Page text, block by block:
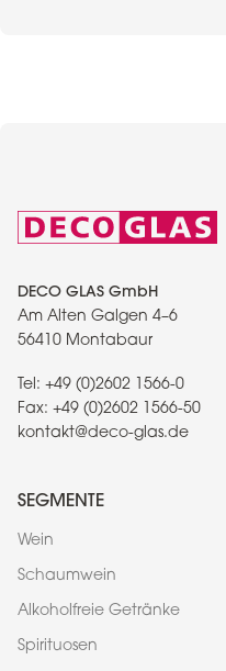
DECO GLAS GmbH
Am Alten Galgen 4–6
56410 Montabaur
Tel: +49 (0)2602 1566-0
Fax: +49 (0)2602 1566-50
kontakt@deco-glas.de
SEGMENTE
Wein
Schaumwein
Alkoholfreie Getränke
Spirituosen